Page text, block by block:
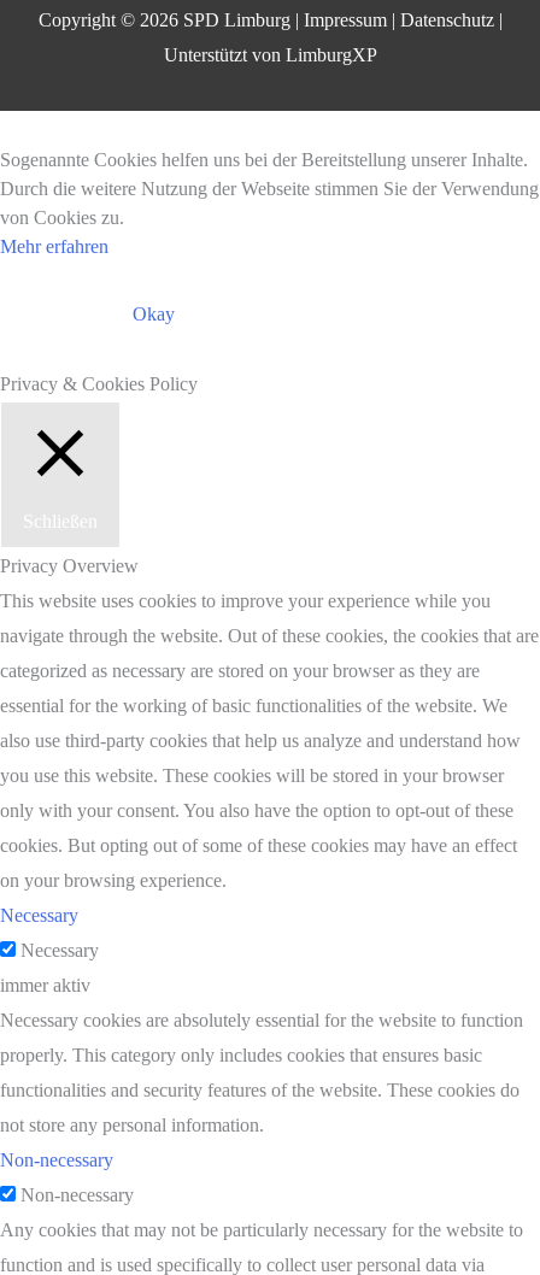
Copyright © 2026 SPD Limburg| Impressum| Datenschutz|
Unterstützt von LimburgXP
Sogenannte Cookies helfen uns bei der Bereitstellung unserer Inhalte.
Durch die weitere Nutzung der Webseite stimmen Sie der Verwendung
von Cookies zu.
Mehr erfahren
Okay
Privacy & Cookies Policy
Schließen
Privacy Overview
This website uses cookies to improve your experience while you
navigate through the website. Out of these cookies, the cookies that are
categorized as necessary are stored on your browser as they are
essential for the working of basic functionalities of the website. We
also use third-party cookies that help us analyze and understand how
you use this website. These cookies will be stored in your browser
only with your consent. You also have the option to opt-out of these
cookies. But opting out of some of these cookies may have an effect
on your browsing experience.
Necessary
Necessary
immer aktiv
Necessary cookies are absolutely essential for the website to function
properly. This category only includes cookies that ensures basic
functionalities and security features of the website. These cookies do
not store any personal information.
Non-necessary
Non-necessary
Any cookies that may not be particularly necessary for the website to
function and is used specifically to collect user personal data via